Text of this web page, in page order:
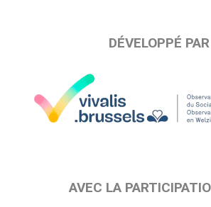
DÉVELOPPÉ PAR
AVEC LA